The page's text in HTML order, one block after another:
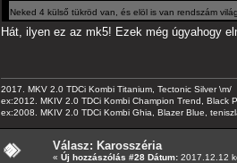
Neked 4 külső tükröd van, és elöl is van rendszám
Hát, ilyen ez az mk5! Ezek még úgyahogy
2017. MKV 2.0 TDCi Kombi Titanium, Tectonic Silver \m/
ex:2012. MKIV 2.0 TDCi Kombi Champion Trend, Black
ex:2008. MKIV 2.0 TDCi Kombi Ghia, Blazer Blue,
Válasz: Karosszéria
« Új hozzászólás #28 Dátum: 2017.12.12